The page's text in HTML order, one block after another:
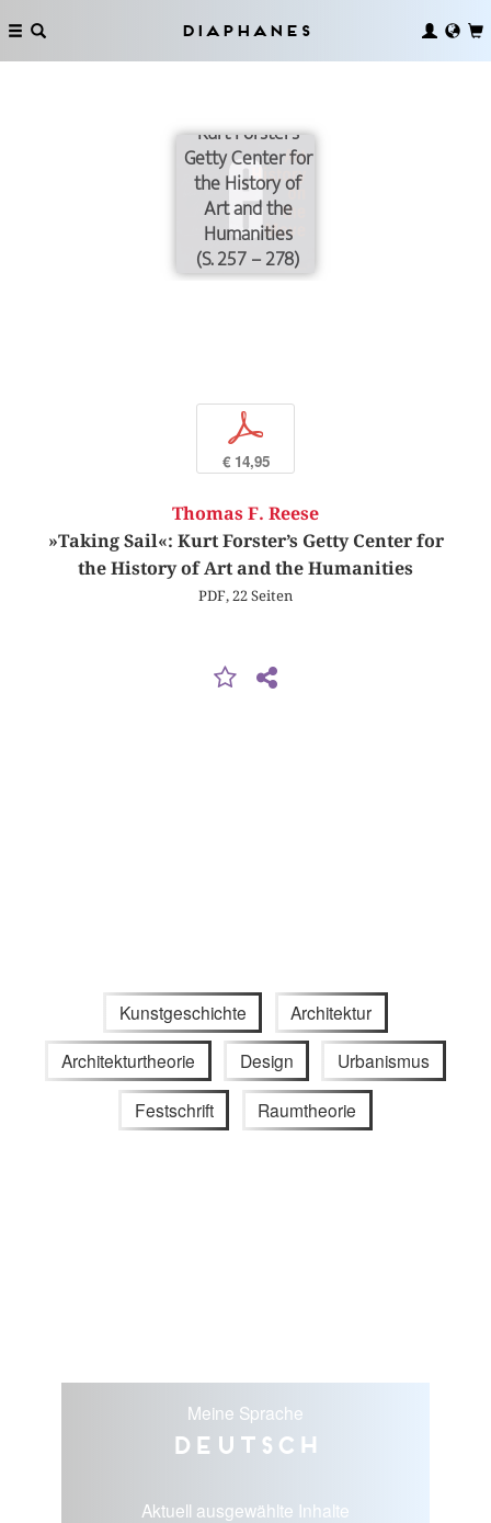
Diaphanes
Kurt Forster’s
Getty Center for
the History of
Art and the
Humanities
(S. 257 – 278)
p
€ 14,95
Thomas F. Reese
»Taking Sail«: Kurt Forster’s Getty Center for
the History of Art and the Humanities
PDF, 22 Seiten
Kunstgeschichte Architektur
Architekturtheorie Design Urbanismus
Festschrift Raumtheorie
Meine Sprache
Deutsch
Aktuell ausgewählte Inhalte